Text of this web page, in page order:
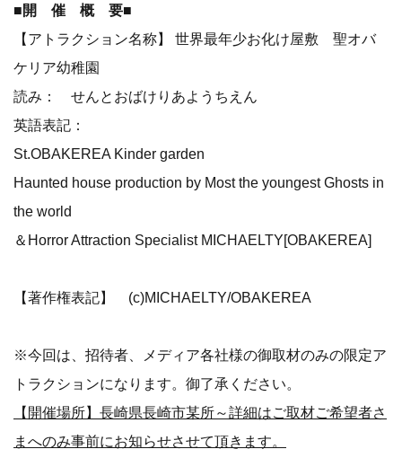
■開 催 概 要■
【アトラクション名称】 世界最年少お化け屋敷 聖オバ
ケリア幼稚園
読み： せんとおばけりあようちえん
英語表記：
St.OBAKEREA Kinder garden
Haunted house production by Most the youngest Ghosts in
the world
＆Horror Attraction Specialist MICHAELTY[OBAKEREA]
【著作権表記】 (c)MICHAELTY/OBAKEREA
※今回は、招待者、メディア各社様の御取材のみの限定ア
トラクションになります。御了承ください。
【開催場所】長崎県長崎市某所～詳細はご取材ご希望者さ
まへのみ事前にお知らせさせて頂きます。